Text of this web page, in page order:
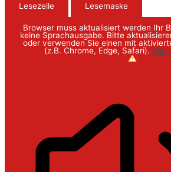
Lesezeile Lesemaske
Browser muss aktualisiert werden Ihr
keine Sprachausgabe. Bitte
oder verwenden Sie einen mit
(z.B. Chrome, Edge, Safari). Wie